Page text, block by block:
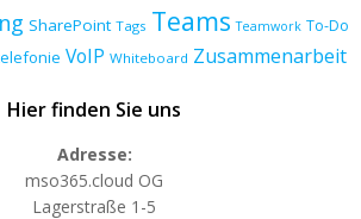
SharePoint Tags Teams Teamwork To-Do
VoIP Whiteboard Zusammenarbeit
Hier finden Sie uns
Adresse:
mso365.cloud OG
Lagerstraße 1-5